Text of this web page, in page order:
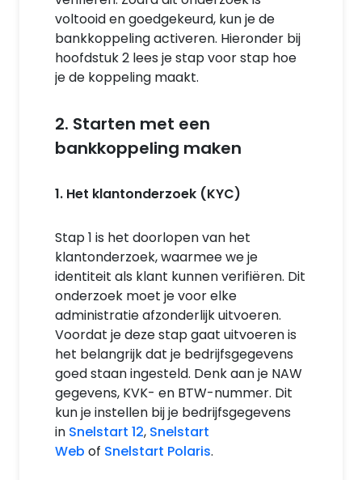
voltooid en goedgekeurd, kun je de
bankkoppeling activeren. Hieronder bij
hoofdstuk 2 lees je stap voor stap hoe
je de koppeling maakt.
2. Starten met een
bankkoppeling maken
1. Het klantonderzoek (KYC)
Stap 1 is het doorlopen van het
klantonderzoek, waarmee we je
identiteit als klant kunnen verifiëren. Dit
onderzoek moet je voor elke
administratie afzonderlijk uitvoeren.
Voordat je deze stap gaat uitvoeren is
het belangrijk dat je bedrijfsgegevens
goed staan ingesteld. Denk aan je NAW
gegevens, KVK- en BTW-nummer. Dit
kun je instellen bij je bedrijfsgegevens
in Snelstart 12, Snelstart
Web of Snelstart Polaris.